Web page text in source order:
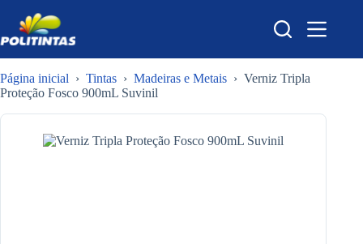
para
o
conteúdo
Página inicial › Tintas › Madeiras e Metais › Verniz Tripla
Proteção Fosco 900mL Suvinil